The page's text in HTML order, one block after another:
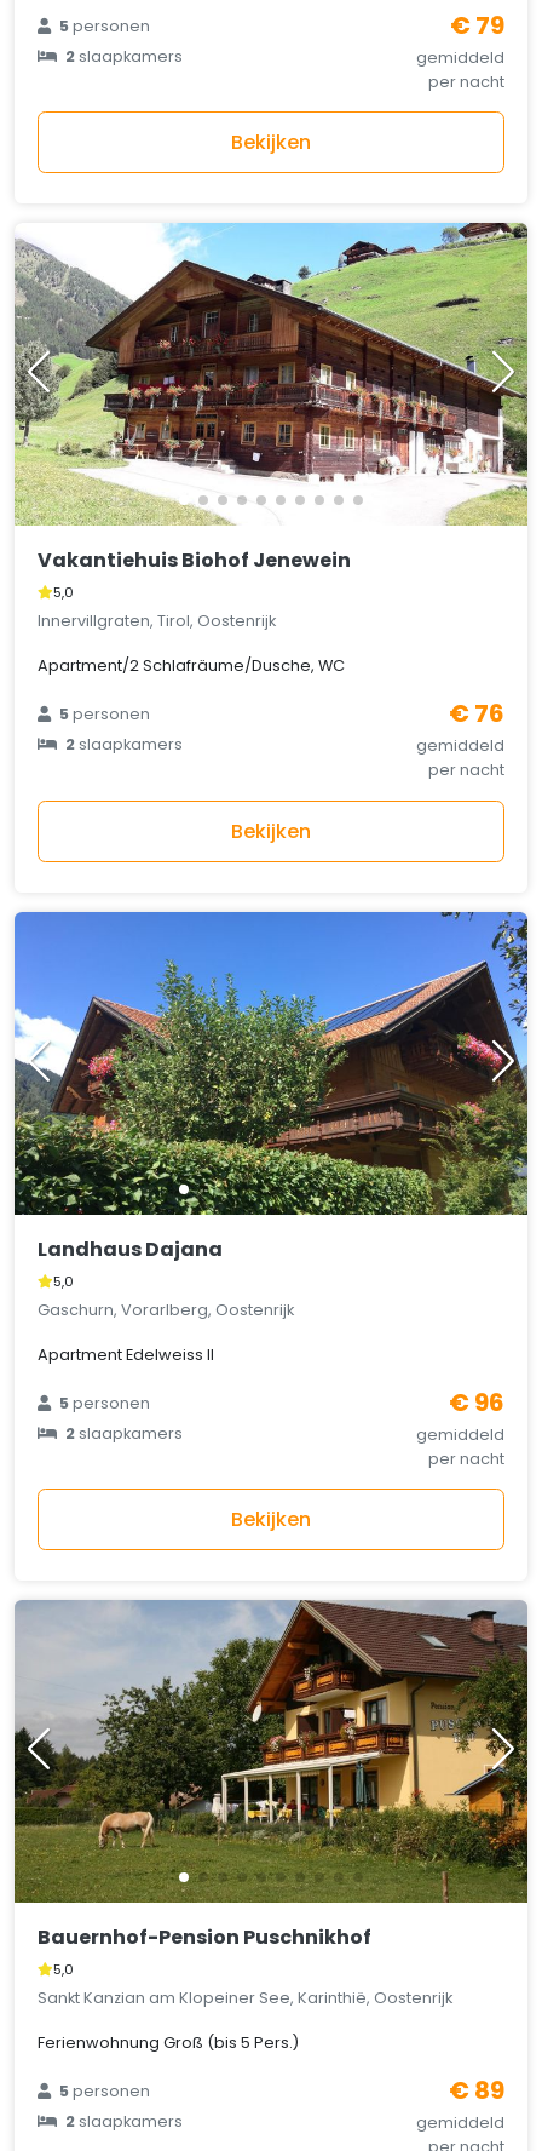
5personen
2slaapkamers
€ 79
gemiddeld
per nacht
Bekijken
Vakantiehuis Biohof Jenewein
5,0
Innervillgraten, Tirol, Oostenrijk
Apartment/2 Schlafräume/Dusche, WC
5personen
2slaapkamers
€ 76
gemiddeld
per nacht
Bekijken
Landhaus Dajana
5,0
Gaschurn, Vorarlberg, Oostenrijk
Apartment Edelweiss II
5personen
2slaapkamers
€ 96
gemiddeld
per nacht
Bekijken
Bauernhof-Pension Puschnikhof
5,0
Sankt Kanzian am Klopeiner See, Karinthië, Oostenrijk
Ferienwohnung Groß (bis 5 Pers.)
5personen
2slaapkamers
€ 89
gemiddeld